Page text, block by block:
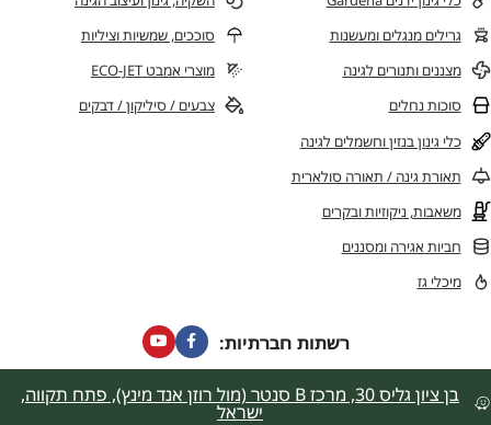
גרילים מנגלים ומעשנות
מצננים ותנורים לגינה
סוכות נחלים
סוככים, שמשיות וציליות
מוצרי אמבט ECO-JET
צבעים / סיליקון / דבקים
כלי גינון בנזין וחשמלים לגינה
תאורת גינה / תאורה סולארית
משאבות, ניקוזיות ובקרים
חביות אגירה ומסננים
מיכלי גז
רשתות חברתיות:
בן ציון גליס 30, מרכז B סנטר (מול רוזן אנד מינץ), פתח תקווה,
ישראל